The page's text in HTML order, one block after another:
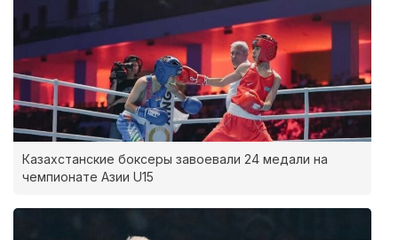
Казахстанские боксеры завоевали 24 медали на
чемпионате Азии U15